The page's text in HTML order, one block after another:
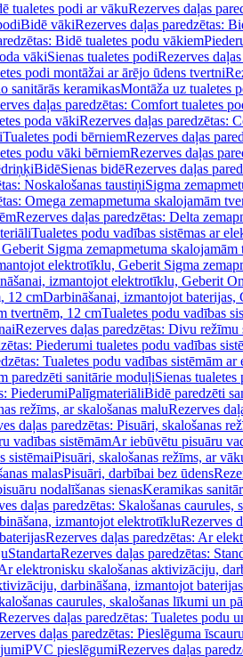
tualetes podi ar vākuRezerves daļas
Bidē vākiRezerves daļas paredzētas:
Bidē tualetes podu vākiem
vākiSienas tualetes podiRezerves
podi montāžai ar ārējo ūdens tvertni
sanitārās keramikasMontāža uz tualetes
daļas paredzētas: Comfort tualetes
poda vākiRezerves daļas paredzētas:
Tualetes podi bērniemRezerves daļas
podu vāki bērniemRezerves daļas
BidēSienas bidēRezerves daļas
Noskalošanas taustiņiSigma
Omega zemapmetuma skalojamām
Rezerves daļas paredzētas: Delta
Tualetes podu vadības sistēmas ar
Sigma zemapmetuma skalojamām
elektrotīklu, Geberit Sigma
izmantojot elektrotīklu, Geberit
12 cmDarbināšanai, izmantojot baterijas,
tvertnēm, 12 cmTualetes podu vadības
Rezerves daļas paredzētas: Divu režīmu
Piederumi tualetes podu vadības
Tualetes podu vadības sistēmām
paredzēti sanitārie moduļiSienas tualetes
PiederumiPalīgmateriāliBidē paredzēti
režīms, ar skalošanas maluRezerves
daļas paredzētas: Pisuāri, skalošanas
vadības sistēmāmAr iebūvētu pisuāru
sistēmaiPisuāri, skalošanas režīms, ar
malasPisuāri, darbībai bez ūdens
nodalīšanas sienasKeramikas
daļas paredzētas: Skalošanas
izmantojot elektrotīkluRezerves
Rezerves daļas paredzētas: Ar
StandartaRezerves daļas paredzētas:
elektronisku skalošanas aktivizāciju,
darbināšana, izmantojot baterijas
caurules, skalošanas līkumi un
daļas paredzētas: Tualetes podu
daļas paredzētas: Pieslēguma
PVC pieslēgumiRezerves daļas